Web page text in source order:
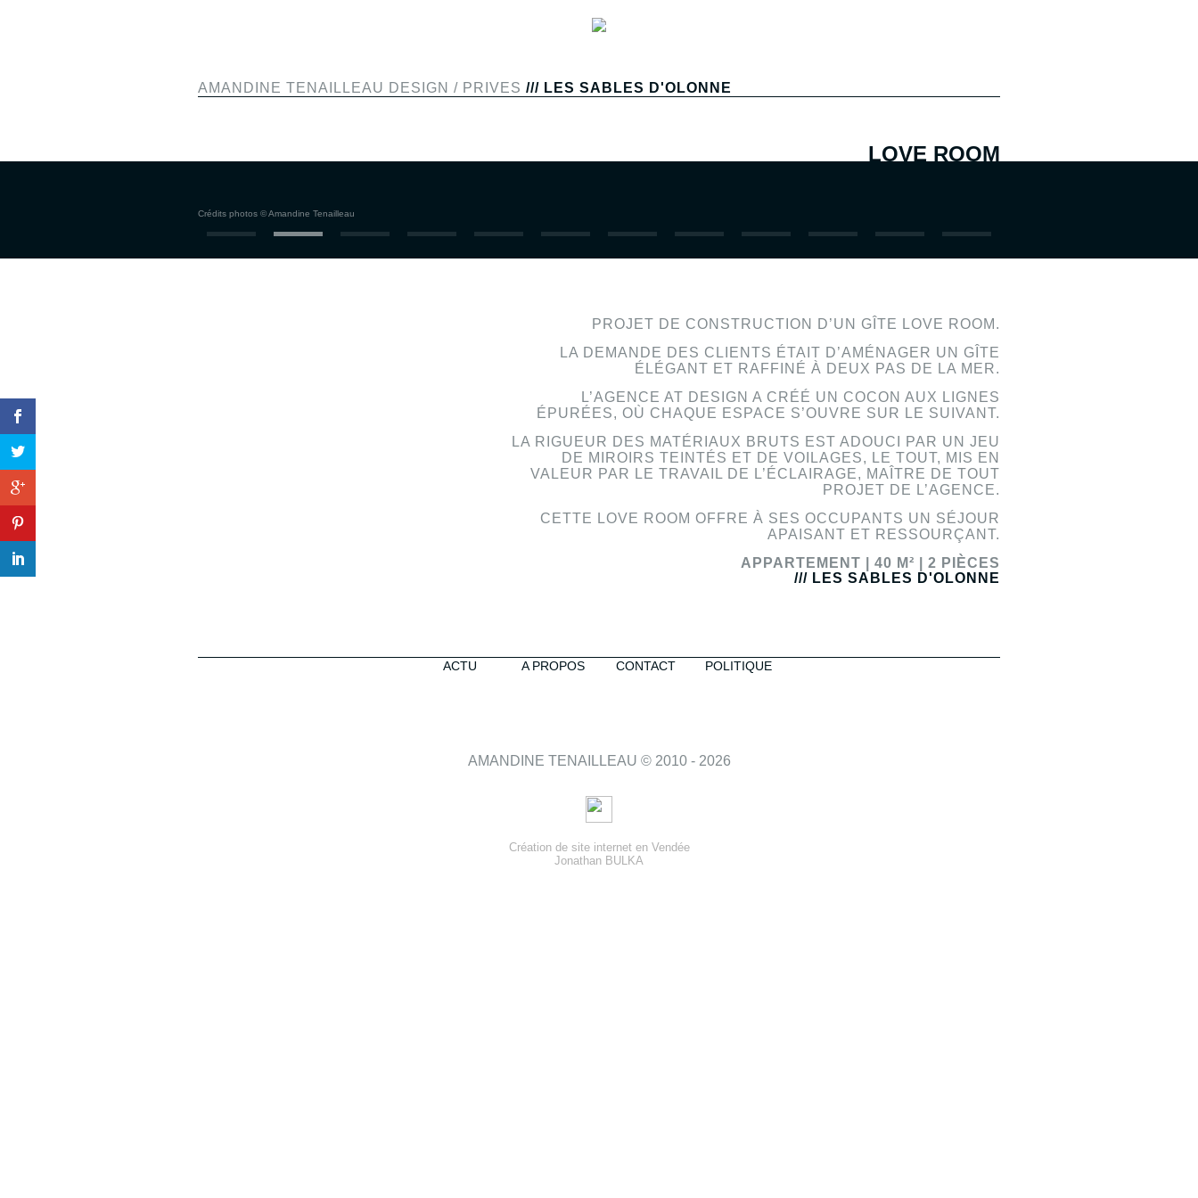
AMANDINE TENAILLEAU DESIGN / PRIVES /// LES SABLES D'OLONNE
LOVE ROOM
Crédits photos © Amandine Tenailleau
PROJET DE CONSTRUCTION D’UN GÎTE LOVE ROOM.
LA DEMANDE DES CLIENTS ÉTAIT D’AMÉNAGER UN GÎTE
ÉLÉGANT ET RAFFINÉ À DEUX PAS DE LA MER.
L’AGENCE AT DESIGN A CRÉÉ UN COCON AUX LIGNES
ÉPURÉES, OÙ CHAQUE ESPACE S’OUVRE SUR LE SUIVANT.
LA RIGUEUR DES MATÉRIAUX BRUTS EST ADOUCI PAR UN JEU
DE MIROIRS TEINTÉS ET DE VOILAGES, LE TOUT, MIS EN
VALEUR PAR LE TRAVAIL DE L’ÉCLAIRAGE, MAÎTRE DE TOUT
PROJET DE L’AGENCE.
CETTE LOVE ROOM OFFRE À SES OCCUPANTS UN SÉJOUR
APAISANT ET RESSOURÇANT.
APPARTEMENT |
40 M² |
2 PIÈCES
/// LES SABLES D'OLONNE
ACTU A PROPOS CONTACT POLITIQUE
AMANDINE TENAILLEAU © 2010 - 2026
Création de site internet en Vendée
Jonathan BULKA